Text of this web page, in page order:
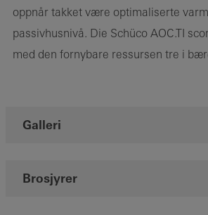
oppnår takket være optimaliserte
passivhusnivå. Die Schüco AOC.TI
med den fornybare ressursen tre i
Galleri
Brosjyrer